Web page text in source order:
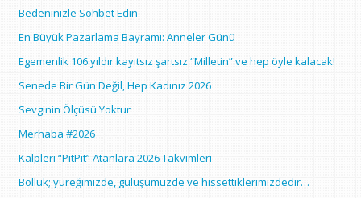
Bedeninizle Sohbet Edin
En Büyük Pazarlama Bayramı: Anneler Günü
Egemenlik 106 yıldır kayıtsız şartsız “Milletin” ve hep öyle kalacak!
Senede Bir Gün Değil, Hep Kadınız 2026
Sevginin Ölçüsü Yoktur
Merhaba #2026
Kalpleri “PitPit” Atanlara 2026 Takvimleri
Bolluk; yüreğimizde, gülüşümüzde ve hissettiklerimizdedir…